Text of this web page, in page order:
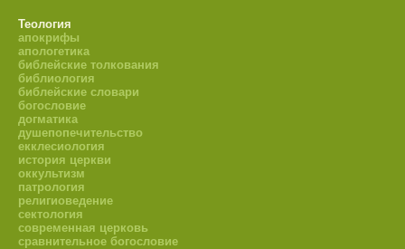
Теология
апокрифы
апологетика
библейские толкования
библиология
библейские словари
богословие
догматика
душепопечительство
екклесиология
история церкви
оккультизм
патрология
религиоведение
сектология
современная церковь
сравнительное богословие